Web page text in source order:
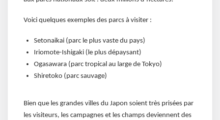
Voici quelques exemples des parcs à visiter :
Setonaikai (parc le plus vaste du pays)
Iriomote-Ishigaki (le plus dépaysant)
Ogasawara (parc tropical au large de Tokyo)
Shiretoko (parc sauvage)
Bien que les grandes villes du Japon soient très prisées par
les visiteurs, les campagnes et les champs deviennent des